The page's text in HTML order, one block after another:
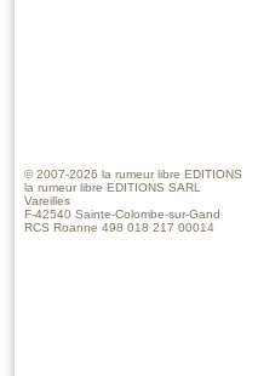
© 2007-2026 la rumeur libre EDITIONS
la rumeur libre EDITIONS SARL
Vareilles
F-42540 Sainte-Colombe-sur-Gand
RCS Roanne 498 018 217 00014